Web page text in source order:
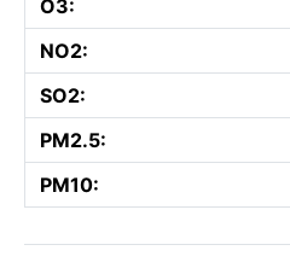
O3:
NO2:
SO2:
PM2.5:
PM10: